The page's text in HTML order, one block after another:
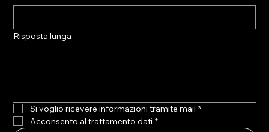
Risposta lunga
Si voglio ricevere informazioni tramite mail *
Acconsento al trattamento dati *